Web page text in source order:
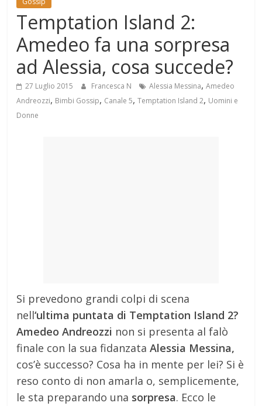
Mondo
Temptation Island 2:
Amedeo fa una sorpresa
ad Alessia, cosa succede?
27 Luglio 2015 Francesca N Alessia Messina,Amedeo
Andreozzi, Bimbi Gossip, Canale 5,Temptation Island 2, Uomini e
Donne
Si prevedono grandi colpi di scena
nell‘ultima puntata di Temptation Island 2?
Amedeo Andreozzi non si presenta al falò
finale con la sua fidanzata Alessia Messina,
cos’è successo? Cosa ha in mente per lei? Si è
reso conto di non amarla o, semplicemente,
le sta preparando una sorpresa. Ecco le